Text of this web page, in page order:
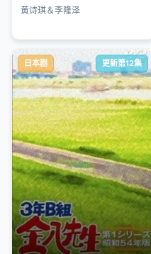
黄诗琪＆李隆泽
日本剧 更新第12集